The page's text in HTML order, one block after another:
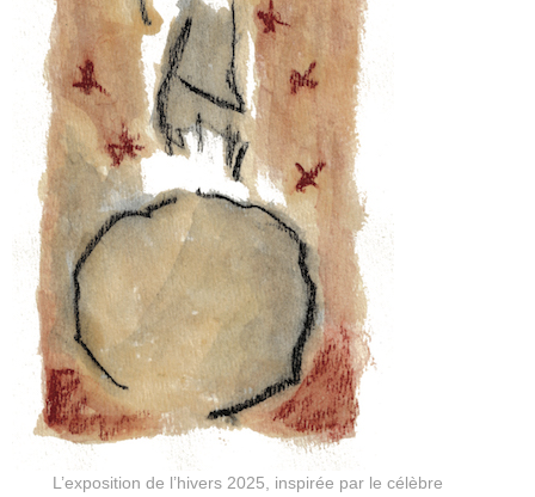
L’exposition de l’hivers 2025, inspirée par le célèbre